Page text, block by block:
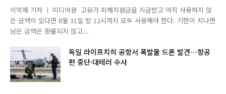
이억재 기자 ㅣ 미디어원 고유가 피해지원금을 지급받고 아직 사용하지 않
은 금액이 있다면 8월 31일 밤 12시까지 모두 사용해야 한다. 기한이 지나면
남은 금액은 환불되지 않고...
독일 라이프치히 공항서 폭발물 드론 발견…항공
편 중단·대테러 수사